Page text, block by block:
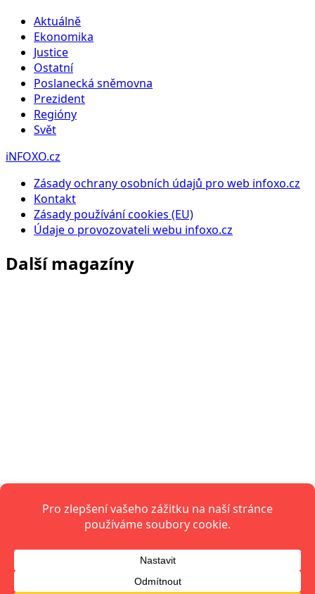
Aktuálně
Ekonomika
Justice
Ostatní
Poslanecká sněmovna
Prezident
Regióny
Svět
iNFOXO.cz
Zásady ochrany osobních údajů pro web infoxo.cz
Kontakt
Zásady používání cookies (EU)
Údaje o provozovateli webu infoxo.cz
Další magazíny
styl.
Mirrora.cz
Magazín pro volný čas: bydlení, celebrity, tipy a ženská
Infoden.cz
Příběhy, horoskopy, recepty, rady a zábavný obsah pro